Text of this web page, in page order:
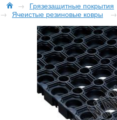
→ Грязезащитные покрытия
→ Ячеистые резиновые ковры →